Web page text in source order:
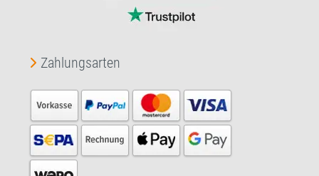
Zahlungsarten